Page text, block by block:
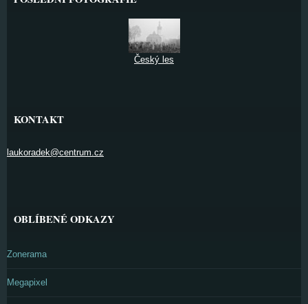
Český les
KONTAKT
laukoradek@centrum.cz
OBLÍBENÉ ODKAZY
Zonerama
Megapixel